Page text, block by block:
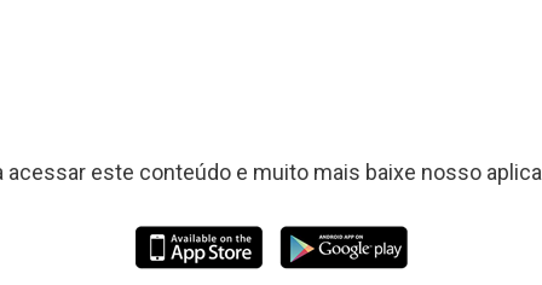
acessar este conteúdo e muito mais baixe nosso